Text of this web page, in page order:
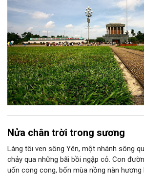
Nửa chân trời trong sương
Làng tôi ven sông Yên, một nhánh sông
chảy qua những bãi bồi ngập cỏ. Con
uốn cong cong, bốn mùa nồng nàn hương